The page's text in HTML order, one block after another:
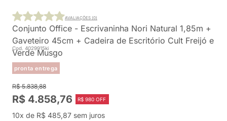
Conjunto Office - Escrivaninha Nori Natural 1,85m +
Gaveteiro 45cm + Cadeira de Escritório Cult Freijó e
Verde Musgo
Cod. 4029915ki
pronta entrega
AVALIAÇÕES (0)
R$ 5.838,88
R$ 4.858,76 R$ 980 OFF
10x de R$ 485,87 sem juros